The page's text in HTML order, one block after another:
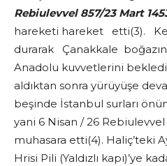
Rebiulevvel 857/23 Mart
hareketi hareket etti(3).
durarak Çanakkale
Anadolu kuvvetlerini
aldıktan sonra yürüyüşe
beşinde İstanbul surları
yani 6 Nisan / 26
muhasara etti(4). Haliç’teki
Hrisi Pili (Yaldızlı kapı)’ye